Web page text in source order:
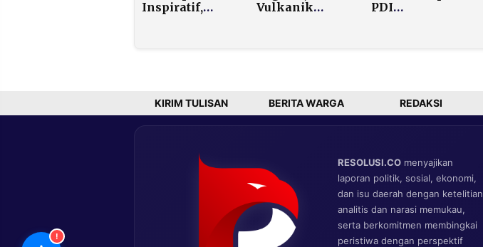
Inspiratif,
Vulkanik
PDI
Nyata
KIRIM TULISAN BERITA WARGA REDAKSI
RESOLUSI.CO menyajikan
laporan politik, sosial, ekonomi,
dan isu daerah dengan ketelitian
analitis dan narasi memukau,
serta berkomitmen membingkai
peristiwa dengan perspektif
!